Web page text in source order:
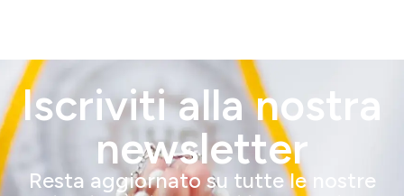
Iscriviti alla nostra
newsletter
Resta aggiornato su tutte le nostre